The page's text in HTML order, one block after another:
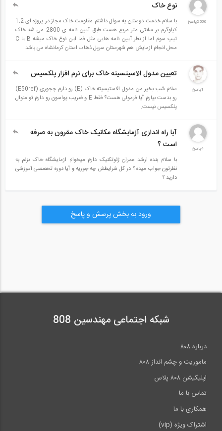
استانداردها
2530پاسخ
نوع خاک
با سلام خدمت دوستان یه سوال داشتم مقاومت خاک مجاز در پروژه ای 1.2
کیلوگرم بر سانتی متر مربع هست طبق آیین نامه ی 2800 می شه خاک
تیپ سوم اما از نظر آیین نامه هایی مثل فما این نوع خاک میشه B یا C
محل انجام ازمایش هم شهرستان سرپل ذهاب استان کرمانشاه می باشد
1پاسخ
تعیین مدول الاسیتسیته خاک برای نرم افزار پلکسیس
سلام شب بخیر من مدول الاستیسیته خاک (E) رو دارم چجوری (E50ref)
رو بدست بیارم آیا فرمولی هست؟ فقط E و ضریب پواسون رو دارم تو منوال
پلکسیس نیست.
4پاسخ
آیا راه اندازی آزمایشگاه مکانیک خاک مقرون به صرفه
است ؟
با سلام بنده ارشد عمران ژئوتکنیک دارم میخوام ازمایشگاه خاک بزنم به
نظرتون جواب میده ؟ در کل شرایطش چه جوریه و آیا دوره تخصصی آموزشی
دارید ؟
ورود به بخش پرسش و پاسخ
شبکه اجتماعی مهندسین 808
درباره ۸۰۸
ماموریت و چشم انداز ۸۰۸
اپلیکیشن ۸۰۸ پلاس
تماس با ما
همکاری با ما
اشتراک ویژه (vip)